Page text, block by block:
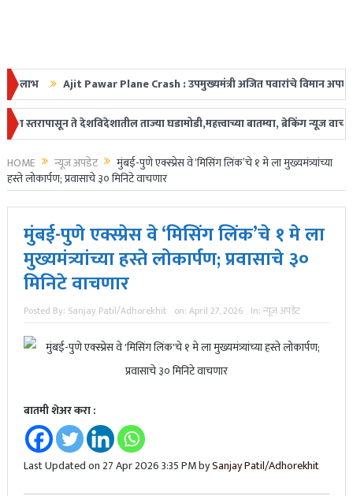
Ajit Pawar Plane Crash : उपमुख्यमंत्री अजित पवारांचे विमान अपघातात निधन,
धडक
ते देशविदेशातील ताज्या घडामोडी,महत्त्वाच्या बातम्या, ब्रेकिंग न्यूज
HOME न्यूज अपडेट
मुंबई-पुणे एक्स्प्रेस वे ‘मिसिंग लिंक’चे १ मे ला मुख्यमंत्र्यांच्या
हस्ते लोकार्पण; प्रवासाचे ३० मिनिटे वाचणार
मुंबई-पुणे एक्स्प्रेस वे ‘मिसिंग लिंक’चे १ मे ला
मुख्यमंत्र्यांच्या हस्ते लोकार्पण; प्रवासाचे ३०
मिनिटे वाचणार
Posted By: Sanjay Patil/Adhorekhit on: April 27, 2026 In: न्यूज अपडेट
बातमी शेअर करा :
Last Updated on 27 Apr 2026 3:35 PM bySanjay Patil/Adhorekhit